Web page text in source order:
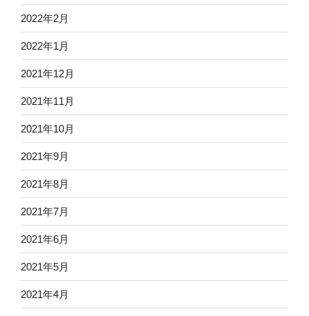
2022年2月
2022年1月
2021年12月
2021年11月
2021年10月
2021年9月
2021年8月
2021年7月
2021年6月
2021年5月
2021年4月